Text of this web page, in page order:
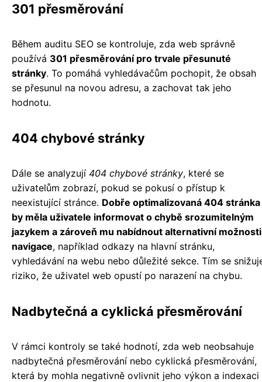
301 přesměrování
Během auditu SEO se kontroluje, zda web správně
používá 301 přesměrování pro trvale přesunuté
stránky. To pomáhá vyhledávačům pochopit, že obsah
se přesunul na novou adresu, a zachovat tak jeho
hodnotu.
404 chybové stránky
Dále se analyzují 404 chybové stránky, které se
uživatelům zobrazí, pokud se pokusí o přístup k
neexistující stránce. Dobře optimalizovaná 404 stránka
by měla uživatele informovat o chybě srozumitelným
jazykem a zároveň mu nabídnout alternativní možnosti
navigace, například odkazy na hlavní stránku,
vyhledávání na webu nebo důležité sekce. Tím se
riziko, že uživatel web opustí po narazení na chybu.
Nadbytečná a cyklická přesměrování
V rámci kontroly se také hodnotí, zda web neobsahuje
nadbytečná přesměrování nebo cyklická přesměrování,
která by mohla negativně ovlivnit jeho výkon a indexaci